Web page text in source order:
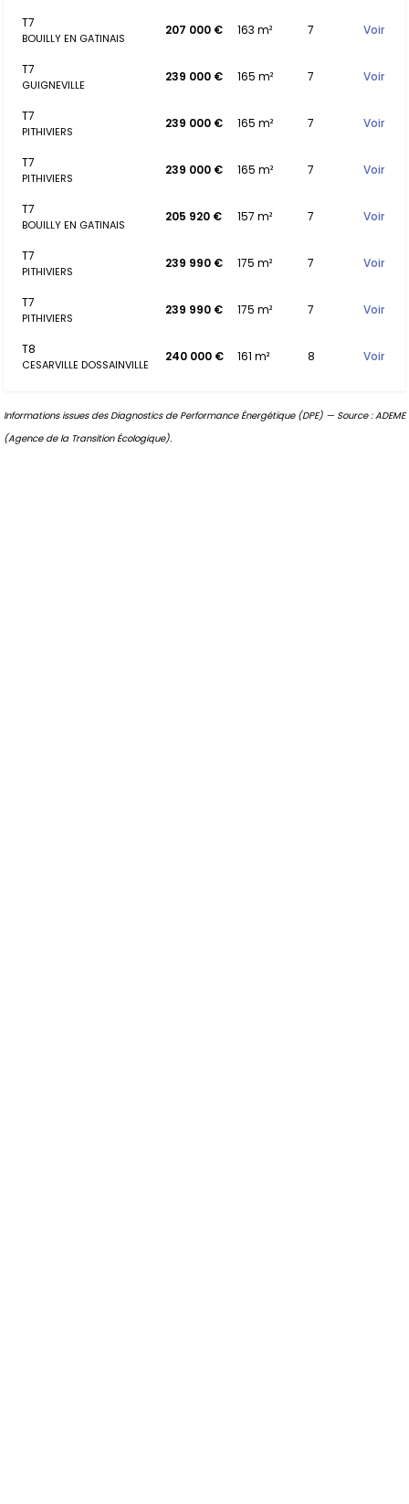
T7
BOUILLY EN GATINAIS
207 000 € 163 m² 7 Voir
T7
GUIGNEVILLE
239 000 € 165 m² 7 Voir
T7
PITHIVIERS
239 000 € 165 m² 7 Voir
T7
PITHIVIERS
239 000 € 165 m² 7 Voir
T7
BOUILLY EN GATINAIS
205 920 € 157 m² 7 Voir
T7
PITHIVIERS
239 990 € 175 m² 7 Voir
T7
PITHIVIERS
239 990 € 175 m² 7 Voir
T8
CESARVILLE DOSSAINVILLE
240 000 € 161 m² 8 Voir
Informations issues des Diagnostics de Performance Énergétique (DPE) — Source : ADEME
(Agence de la Transition Écologique).